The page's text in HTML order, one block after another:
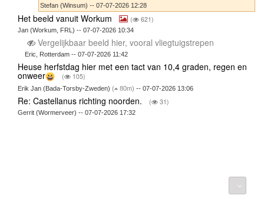
Stefan (Winsum) -- 07-07-2026 12:28
Het beeld vanuit Workum ( 621)
Jan (Workum, FRL) -- 07-07-2026 10:34
Vergelijkbaar beeld hier, vooral vliegtuigstrepen
Eric, Rotterdam -- 07-07-2026 11:42
Heuse herfstdag hier met een tact van 10,4 graden, regen en
onweer ( 105)
Erik Jan (Bada-Torsby-Zweden) ( 80m) -- 07-07-2026 13:06
Re: Castellanus richting noorden. ( 31)
Gerrit (Wormerveer) -- 07-07-2026 17:32